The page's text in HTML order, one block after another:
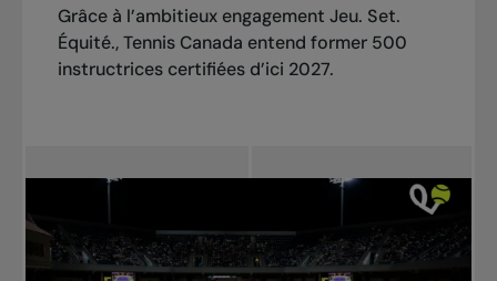
Grâce à l’ambitieux engagement Jeu. Set.
Équité., Tennis Canada entend former 500
instructrices certifiées d’ici 2027.